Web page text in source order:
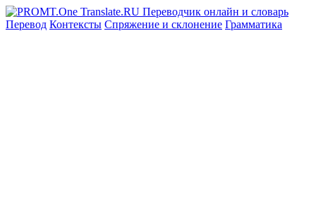
Перевод Контексты Спряжение и склонение Грамматика